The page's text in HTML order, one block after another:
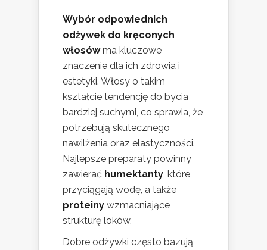
Wybór odpowiednich
odżywek do kręconych
włosówma kluczowe
znaczenie dla ich zdrowia i
estetyki. Włosy o takim
kształcie tendencję do bycia
bardziej suchymi, co sprawia, że
potrzebują skutecznego
nawilżenia oraz elastyczności.
Najlepsze preparaty powinny
zawierać humektanty , które
przyciągają wodę, a także
proteiny wzmacniające
strukturę loków.
Dobre odżywki często bazują